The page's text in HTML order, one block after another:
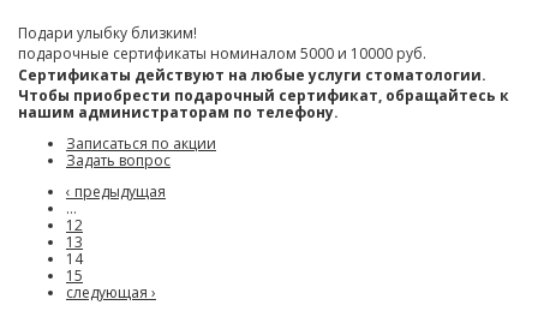
Подари улыбку близким!
подарочные сертификаты номиналом 5000 и 10000 руб.
Сертификаты действуют на любые услуги стоматологии.
Чтобы приобрести подарочный сертификат, обращайтесь к
нашим администраторам по телефону.
Записаться по акции
Задать вопрос
‹ предыдущая
…
12
13
14
15
следующая ›